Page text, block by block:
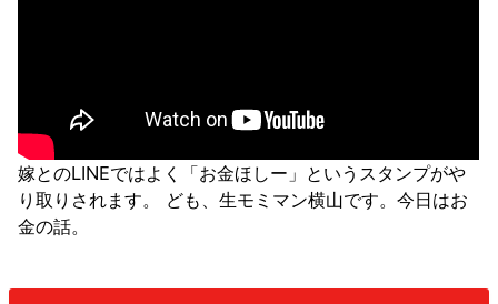
嫁とのLINEではよく「お金ほしー」というスタンプがや
り取りされます。 ども、生モミマン横山です。今日はお
金の話。